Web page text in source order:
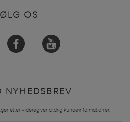
OS
NYHEDSBREV
eller videregiver aldrig kundeinformationer.